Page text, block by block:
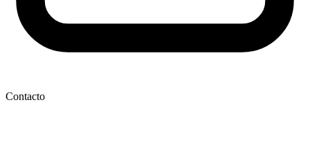
Contacto